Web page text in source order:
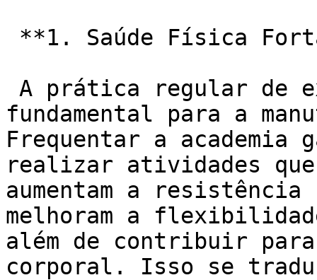
fundamental para a
Frequentar a academia
realizar atividades
aumentam a
melhoram a
além de contribuir
corporal. Isso se